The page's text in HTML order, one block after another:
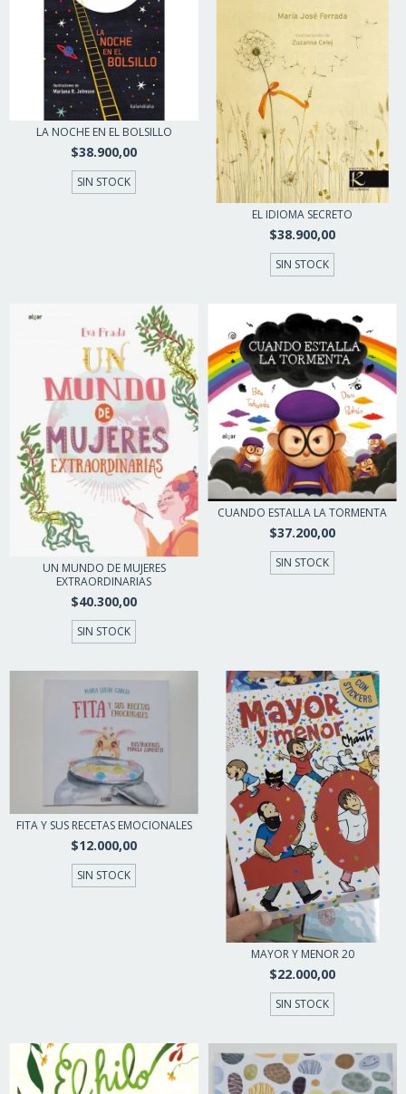
LA NOCHE EN EL BOLSILLO
$38.900,00
SIN STOCK
EL IDIOMA SECRETO
$38.900,00
SIN STOCK
UN MUNDO DE MUJERES
EXTRAORDINARIAS
$40.300,00
SIN STOCK
CUANDO ESTALLA LA TORMENTA
$37.200,00
SIN STOCK
FITA Y SUS RECETAS EMOCIONALES
$12.000,00
SIN STOCK
MAYOR Y MENOR 20
$22.000,00
SIN STOCK